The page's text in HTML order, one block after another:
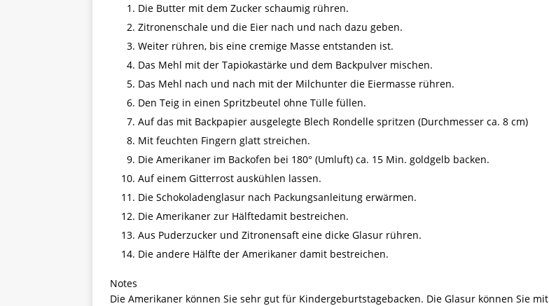
Die Butter mit dem Zucker schaumig rühren.
Zitronenschale und die Eier nach und nach dazu geben.
Weiter rühren, bis eine cremige Masse entstanden ist.
Das Mehl mit der Tapiokastärke und dem Backpulver mischen.
Das Mehl nach und nach mit der Milchunter die Eiermasse rühren.
Den Teig in einen Spritzbeutel ohne Tülle füllen.
Auf das mit Backpapier ausgelegte Blech Rondelle spritzen (Durchmesser ca. 8 cm)
Mit feuchten Fingern glatt streichen.
Die Amerikaner im Backofen bei 180° (Umluft) ca. 15 Min. goldgelb backen.
Auf einem Gitterrost auskühlen lassen.
Die Schokoladenglasur nach Packungsanleitung erwärmen.
Die Amerikaner zur Hälftedamit bestreichen.
Aus Puderzucker und Zitronensaft eine dicke Glasur rühren.
Die andere Hälfte der Amerikaner damit bestreichen.
Notes
Die Amerikaner können Sie sehr gut für Kindergeburtstagebacken. Die Glasur können Sie mit